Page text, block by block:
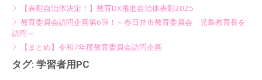
【表彰自治体決定！】教育DX推進自治体表彰2025
教育委員会訪問企画第6弾！～春日井市教育委員会 児島教育長を
訪問～
【まとめ】令和7年度教育委員会訪問企画
タグ: 学習者用PC